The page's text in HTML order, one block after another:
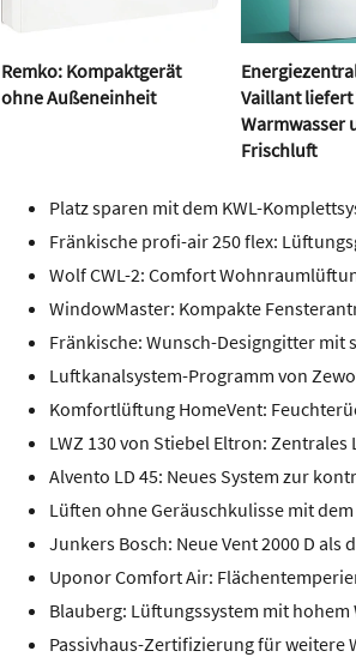
Remko: Kompaktgerät
ohne Außeneinheit
Vaillant liefert
Warmwasser
Frischluft
Platz sparen mit dem KWL-
Fränkische profi-air 250 flex:
Wolf CWL-2: Comfort
WindowMaster: Kompakte
Fränkische: Wunsch-Designgitter mit
Luftkanalsystem-Programm von
Komfortlüftung HomeVent:
LWZ 130 von Stiebel Eltron:
Alvento LD 45: Neues System zur
Lüften ohne Geräuschkulisse mit
Junkers Bosch: Neue Vent 2000 D als
Uponor Comfort Air:
Blauberg: Lüftungssystem mit
Passivhaus-Zertifizierung für weitere